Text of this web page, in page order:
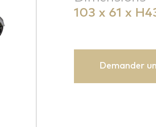
103 x 61 x
Demander